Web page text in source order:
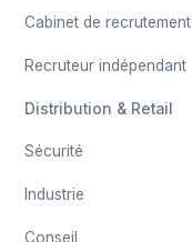
Cabinet de recrutement
Recruteur indépendant
Distribution & Retail
Sécurité
Industrie
Conseil